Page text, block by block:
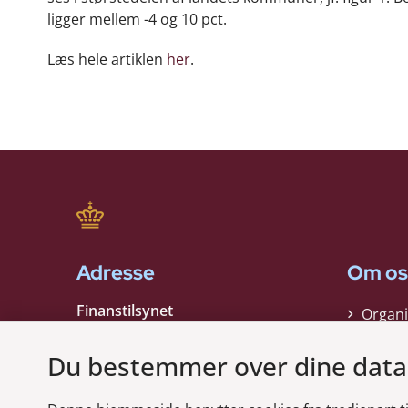
ligger mellem -4 og 10 pct.
Læs hele artiklen her.
Adresse
Finanstilsynet
1401 København K
Om os
Kontakt
Du bestemmer over dine data